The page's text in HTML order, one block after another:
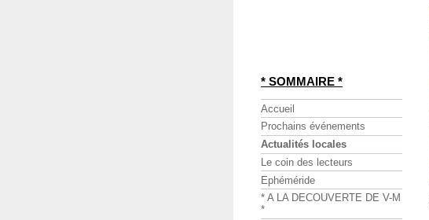
* SOMMAIRE *
Accueil
Prochains événements
Actualités locales
Le coin des lecteurs
Ephéméride
* A LA DECOUVERTE DE V-M
*